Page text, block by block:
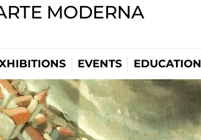
MODERNA
EVENTS EDUCATION